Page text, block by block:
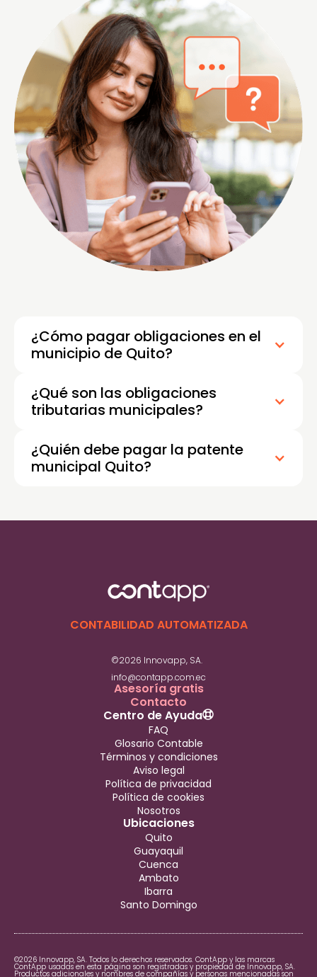
¿Cómo pagar obligaciones en el
municipio de Quito?
¿Qué son las obligaciones
tributarias municipales?
¿Quién debe pagar la patente
municipal Quito?
CONTABILIDAD AUTOMATIZADA
©2026 Innovapp, SA.
info@contapp.com.ec
Asesoría gratis
Contacto
Ubicaciones
Quito
Guayaquil
Cuenca
Ambato
Ibarra
Santo Domingo
Centro de Ayuda
FAQ
Glosario Contable
Términos y condiciones
Aviso legal
Política de privacidad
Política de cookies
Nosotros
©2026 Innovapp, SA. Todos lo derechos reservados. ContApp y las marcas
ContApp usadas en esta página son registradas y propiedad de Innovapp, SA.
Productos adicionales y nombres de compañías y personas mencionadas son